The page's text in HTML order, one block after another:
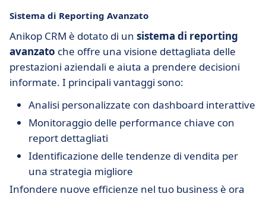
Sistema di Reporting Avanzato
Anikop CRM è dotato di un sistema di reporting
avanzato che offre una visione dettagliata delle
prestazioni aziendali e aiuta a prendere decisioni
informate. I principali vantaggi sono:
Analisi personalizzate con dashboard interattive
Monitoraggio delle performance chiave con
report dettagliati
Identificazione delle tendenze di vendita per
una strategia migliore
Infondere nuove efficienze nel tuo business è ora